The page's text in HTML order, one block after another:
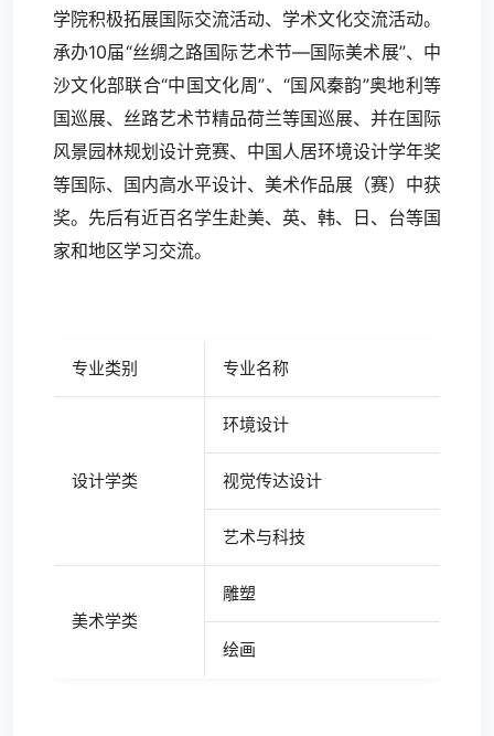
学院积极拓展国际交流活动、学术文化交流活动。
承办10届“丝绸之路国际艺术节—国际美术展”、中
沙文化部联合“中国文化周”、“国风秦韵”奥地利等
国巡展、丝路艺术节精品荷兰等国巡展、并在国际
风景园林规划设计竞赛、中国人居环境设计学年奖
等国际、国内高水平设计、美术作品展（赛）中获
奖。先后有近百名学生赴美、英、韩、日、台等国
家和地区学习交流。
专业类别 专业名称
设计学类
环境设计
视觉传达设计
艺术与科技
美术学类
雕塑
绘画